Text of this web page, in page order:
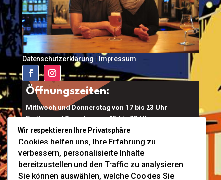
Datenschutzerklärung |Impressum
Öffnungszeiten:
Mittwoch und Donnerstag von 17 bis 23 Uhr
Freitag und Samstag von 15 bis 23 Uhr
Kalkofen 6a, 4644 Scharnstein
Ort Buchen
Tel:0664 911 5829
Wir respektieren Ihre Privatsphäre
Cookies helfen uns, Ihre Erfahrung zu
verbessern, personalisierte Inhalte
bereitzustellen und den Traffic zu analysieren.
Sie können auswählen, welche Cookies Sie